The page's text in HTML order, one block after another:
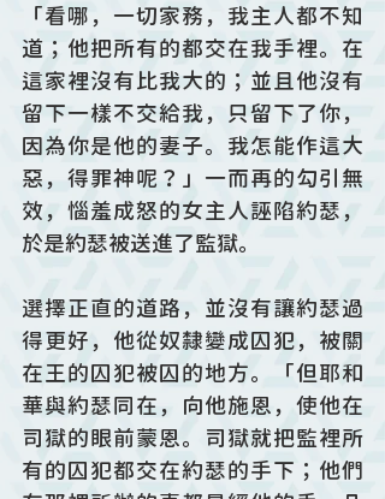
「看哪，一切家務，我主人都不知
道；他把所有的都交在我手裡。在
這家裡沒有比我大的；並且他沒有
留下一樣不交給我，只留下了你，
因為你是他的妻子。我怎能作這大
惡，得罪神呢？」一而再的勾引無
效，惱羞成怒的女主人誣陷約瑟，
於是約瑟被送進了監獄。
選擇正直的道路，並沒有讓約瑟過
得更好，他從奴隸變成囚犯，被關
在王的囚犯被囚的地方。「但耶和
華與約瑟同在，向他施恩，使他在
司獄的眼前蒙恩。司獄就把監裡所
有的囚犯都交在約瑟的手下；他們